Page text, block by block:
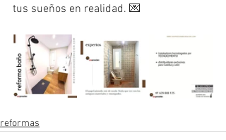
tus sueños en realidad. 💌
reformas